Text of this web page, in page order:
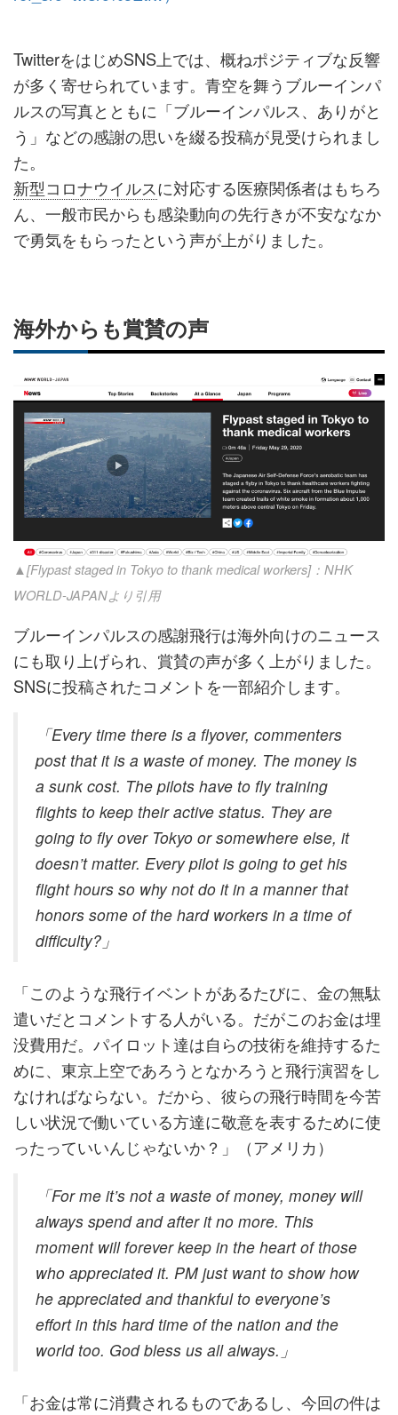
TwitterをはじめSNS上では、概ねポジティブな反響
が多く寄せられています。青空を舞うブルーインパ
ルスの写真とともに「ブルーインパルス、ありがと
う」などの感謝の思いを綴る投稿が見受けられまし
た。
新型コロナウイルスに対応する医療関係者はもちろ
ん、一般市民からも感染動向の先行きが不安ななか
で勇気をもらったという声が上がりました。
海外からも賞賛の声
▲[Flypast staged in Tokyo to thank medical workers]：NHK
WORLD-JAPANより引用
ブルーインパルスの感謝飛行は海外向けのニュース
にも取り上げられ、賞賛の声が多く上がりました。
SNSに投稿されたコメントを一部紹介します。
「Every time there is a flyover, commenters
post that it is a waste of money. The money is
a sunk cost. The pilots have to fly training
flights to keep their active status. They are
going to fly over Tokyo or somewhere else, it
doesn’t matter. Every pilot is going to get his
flight hours so why not do it in a manner that
honors some of the hard workers in a time of
difficulty?」
「このような飛行イベントがあるたびに、金の無駄
遣いだとコメントする人がいる。だがこのお金は埋
没費用だ。パイロット達は自らの技術を維持するた
めに、東京上空であろうとなかろうと飛行演習をし
なければならない。だから、彼らの飛行時間を今苦
しい状況で働いている方達に敬意を表するために使
ったっていいんじゃないか？」（アメリカ）
「For me it’s not a waste of money, money will
always spend and after it no more. This
moment will forever keep in the heart of those
who appreciated it. PM just want to show how
he appreciated and thankful to everyone’s
effort in this hard time of the nation and the
world too. God bless us all always.」
「お金は常に消費されるものであるし、今回の件は